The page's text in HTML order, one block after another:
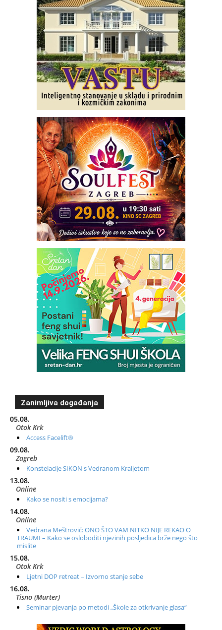
Zanimljiva događanja
05.08.
Otok Krk
Access Facelift®
09.08.
Zagreb
Konstelacije SIKON s Vedranom Kraljetom
13.08.
Online
Kako se nositi s emocijama?
14.08.
Online
Vedrana Meštrović: ONO ŠTO VAM NITKO NIJE REKAO O
TRAUMI – Kako se osloboditi njezinih posljedica brže nego što
mislite
15.08.
Otok Krk
Ljetni DOP retreat – Izvorno stanje sebe
16.08.
Tisno (Murter)
Seminar pjevanja po metodi „Škole za otkrivanje glasa“